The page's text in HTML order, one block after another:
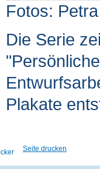
Fotos:
Die Serie
Plakate
Seite drucken